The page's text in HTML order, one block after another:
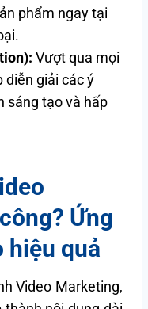
phẩm ngay tại
Vượt qua mọi
diễn giải các ý
sáng tạo và hấp
Ứng
hiệu quả
Video Marketing,